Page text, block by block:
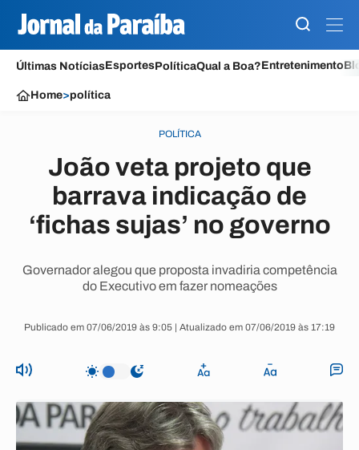
Últimas NotíciasEsportesPolíticaQual a Boa?Entretenimento
Home>política
POLÍTICA
João veta projeto que
barrava indicação de
‘fichas sujas’ no governo
Governador alegou que proposta invadiria competência
do Executivo em fazer nomeações
Publicado em 07/06/2019 às 9:05 | Atualizado em 07/06/2019 às 17:19